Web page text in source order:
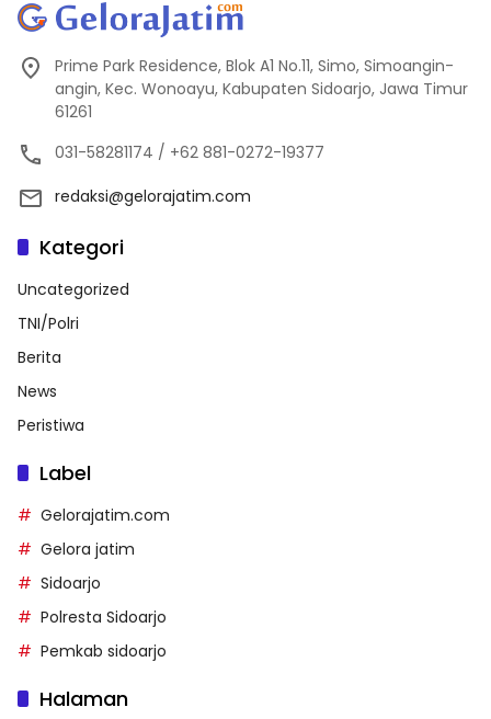
Prime Park Residence, Blok A1 No.11, Simo, Simoangin-
angin, Kec. Wonoayu, Kabupaten Sidoarjo, Jawa Timur
61261
031-58281174 / +62 881-0272-19377
redaksi@gelorajatim.com
Kategori
Uncategorized
TNI/Polri
Berita
News
Peristiwa
Label
Gelorajatim.com
Gelora jatim
Sidoarjo
Polresta Sidoarjo
Pemkab sidoarjo
Halaman